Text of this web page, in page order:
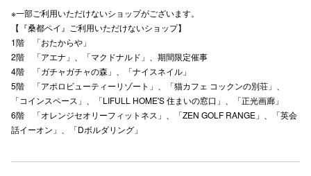
※一部ご利用いただけないショップがございます。
【『桑都ペイ』ご利用いただけないショップ】
1階 「おたからや」
2階 「アエナ」、「マクドナルド」、期間限定催事
4階 「ガチャガチャの森」、「ナイスネイル」
5階 「アポロビューティーリゾート」、「猫カフェ コックンの別荘」、
「コインスペース」、「LIFULL HOME'S 住まいの窓口」、「正光画廊」
6階 「オレンジセオリーフィットネス」、「ZEN GOLF RANGE」、「英会
話イーオン」、「Dボルダリング」
新百合